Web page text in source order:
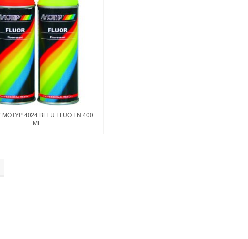
MOTYP 4024 BLEU FLUO EN 400
ML